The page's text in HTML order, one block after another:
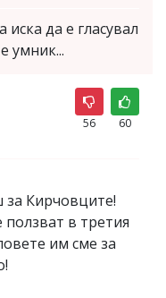
да е гласувал
умник...
56 60
за Кирчовците!
в третия
им сме за